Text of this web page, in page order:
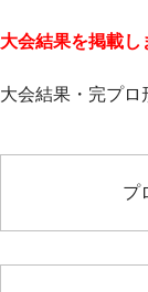
大会結果を掲載し
大会結果・完プロ